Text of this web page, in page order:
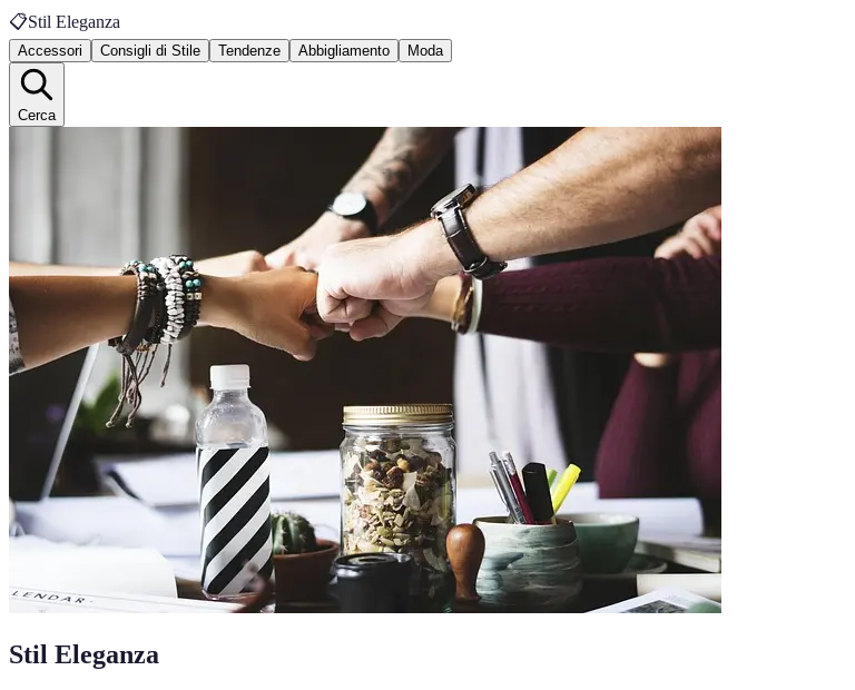
📋Stil Eleganza
Accessori Consigli di Stile Tendenze Abbigliamento Moda
Cerca
Stil Eleganza